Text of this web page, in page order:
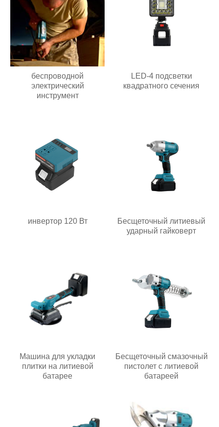
беспроводной
электрический
инструмент
LED-4 подсветки
квадратного сечения
инвертор 120 Вт
Бесщеточный литиевый
ударный гайковерт
Машина для укладки
плитки на литиевой
батарее
Бесщеточный смазочный
пистолет с литиевой
батареей